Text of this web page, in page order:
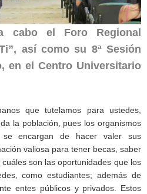
cabo el Foro Regional
así como su 8ª Sesión
en el Centro Universitario
que tutelamos para ustedes,
la población, pues los organismos
encargan de hacer valer sus
valiosa para tener becas, saber
son las oportunidades que los
como estudiantes; además de
entes públicos y privados. Estos